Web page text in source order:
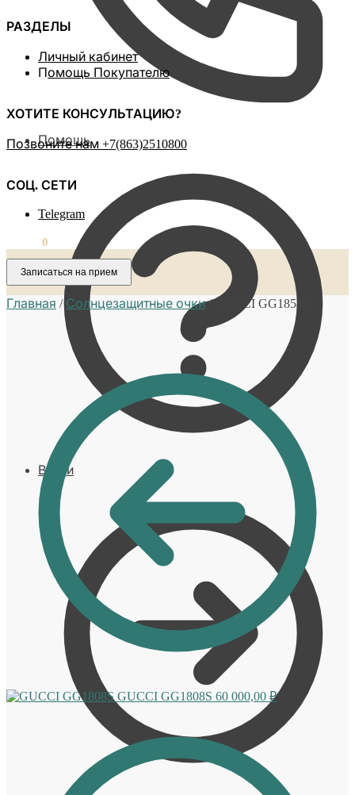
Помощь
Войти
РАЗДЕЛЫ
Личный кабинет
Помощь Покупателю
ХОТИТЕ КОНСУЛЬТАЦИЮ?
Позвоните нам ‪+7(863)2510800
СОЦ. СЕТИ
Telegram
0
Записаться на прием
Главная /Солнцезащитные очки/GUCCI GG1854S
GUCCI GG1808S 60 000,00 ₽